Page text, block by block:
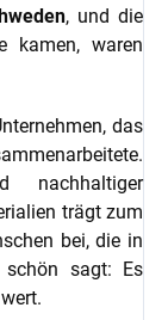
, und die
kamen, waren
das
nachhaltiger
trägt zum
bei, die in
sagt: Es